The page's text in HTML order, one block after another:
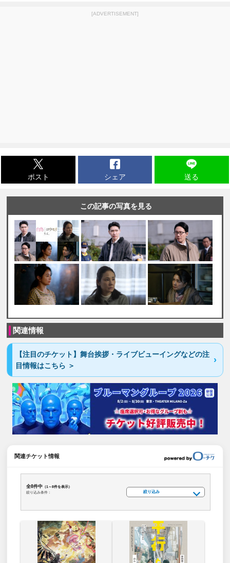
[ADVERTISEMENT]
ポスト シェア 送る
この記事の写真を見る
関連情報
【注目のチケット】舞台挨拶・ライブビューイングなどの注
目情報はこちら ＞
関連チケット情報
全8件中 （1～8件を表示）
絞り込み条件：
絞り込み